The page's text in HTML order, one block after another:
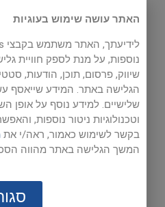
האתר עושה שימוש בעוגיות
נוספות, על מנת לספק חוויית
שיווק, פרסום, תוכן, הודעות,
הגלישה באתר. המידע שייאסף
וטכנולוגיות ניטור נוספות,
בקשר לשימוש כאמור, ראה/י את
המשך הגלישה באתר מהווה